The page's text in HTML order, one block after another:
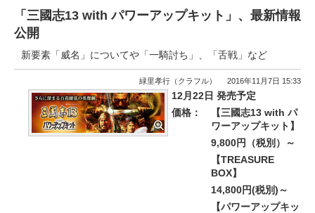
「三國志13 with パワーアップキット」、最新情報
公開
新要素「威名」についてや「一騎討ち」、「舌戦」など
緑里孝行（クラフル） 2016年11月7日 15:33
12月22日 発売予定
価格：
【三國志13 with パ
ワーアップキット】
9,800円（税別）～
【TREASURE
BOX】
14,800円(税別)～
【パワーアップキッ